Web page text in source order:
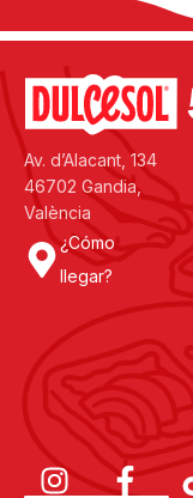
Av. d’Alacant, 134
46702 Gandia,
València
¿Cómo
llegar?